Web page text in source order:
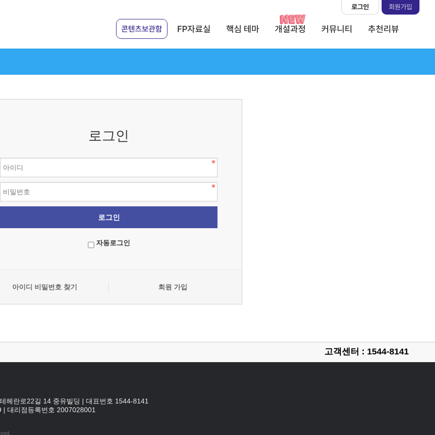
콘텐츠보관함 FP자료실 핵심 테마 개설과정 커뮤니티 추천리뷰
로그인 회원가입
로그인
자동로그인
아이디 비밀번호 찾기 회원 가입
고객센터 : 1544-8141
헤란로22길 14 중유빌딩 | 대표번호 1544-8141
| 대리점등록번호 2007028001